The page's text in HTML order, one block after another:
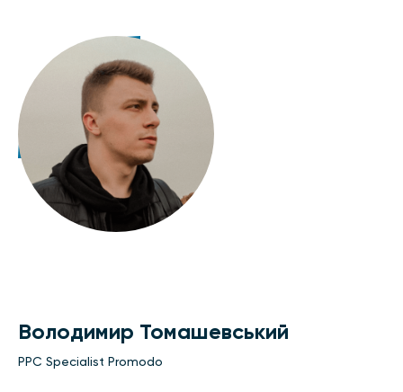
Володимир Томашевський
PPC Specialist Promodo